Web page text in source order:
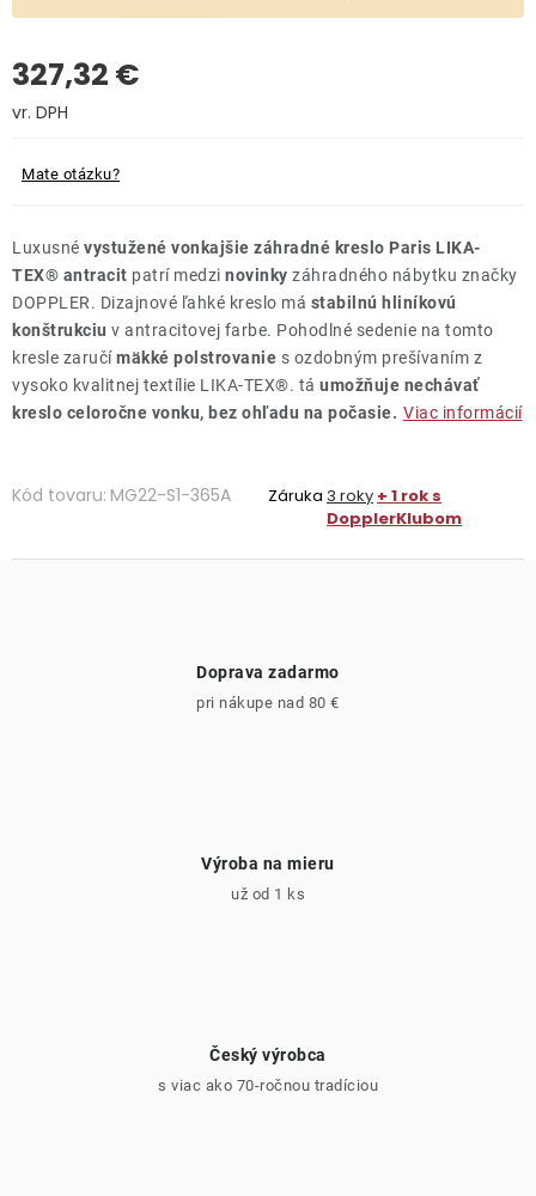
Kontakty
327,32 €
Mate otázku?
Luxusné vystužené vonkajšie záhradné kreslo Paris LIKA-
TEX® antracit patrí medzi novinky záhradného nábytku značky
DOPPLER. Dizajnové ľahké kreslo má stabilnú hliníkovú
konštrukciu v antracitovej farbe. Pohodlné sedenie na tomto
kresle zaručímäkké polstrovanie s ozdobným prešívaním z
vysoko kvalitnej textílie LIKA-TEX®. tá umožňuje nechávať
kreslo celoročne vonku, bez ohľadu na počasie. Viac informácií
Kód tovaru: MG22-S1-365A Záruka 3 roky + 1 rok s
DopplerKlubom
Doprava zadarmo
pri nákupe nad 80 €
Výroba na mieru
už od 1 ks
Český výrobca
s viac ako 70-ročnou tradíciou